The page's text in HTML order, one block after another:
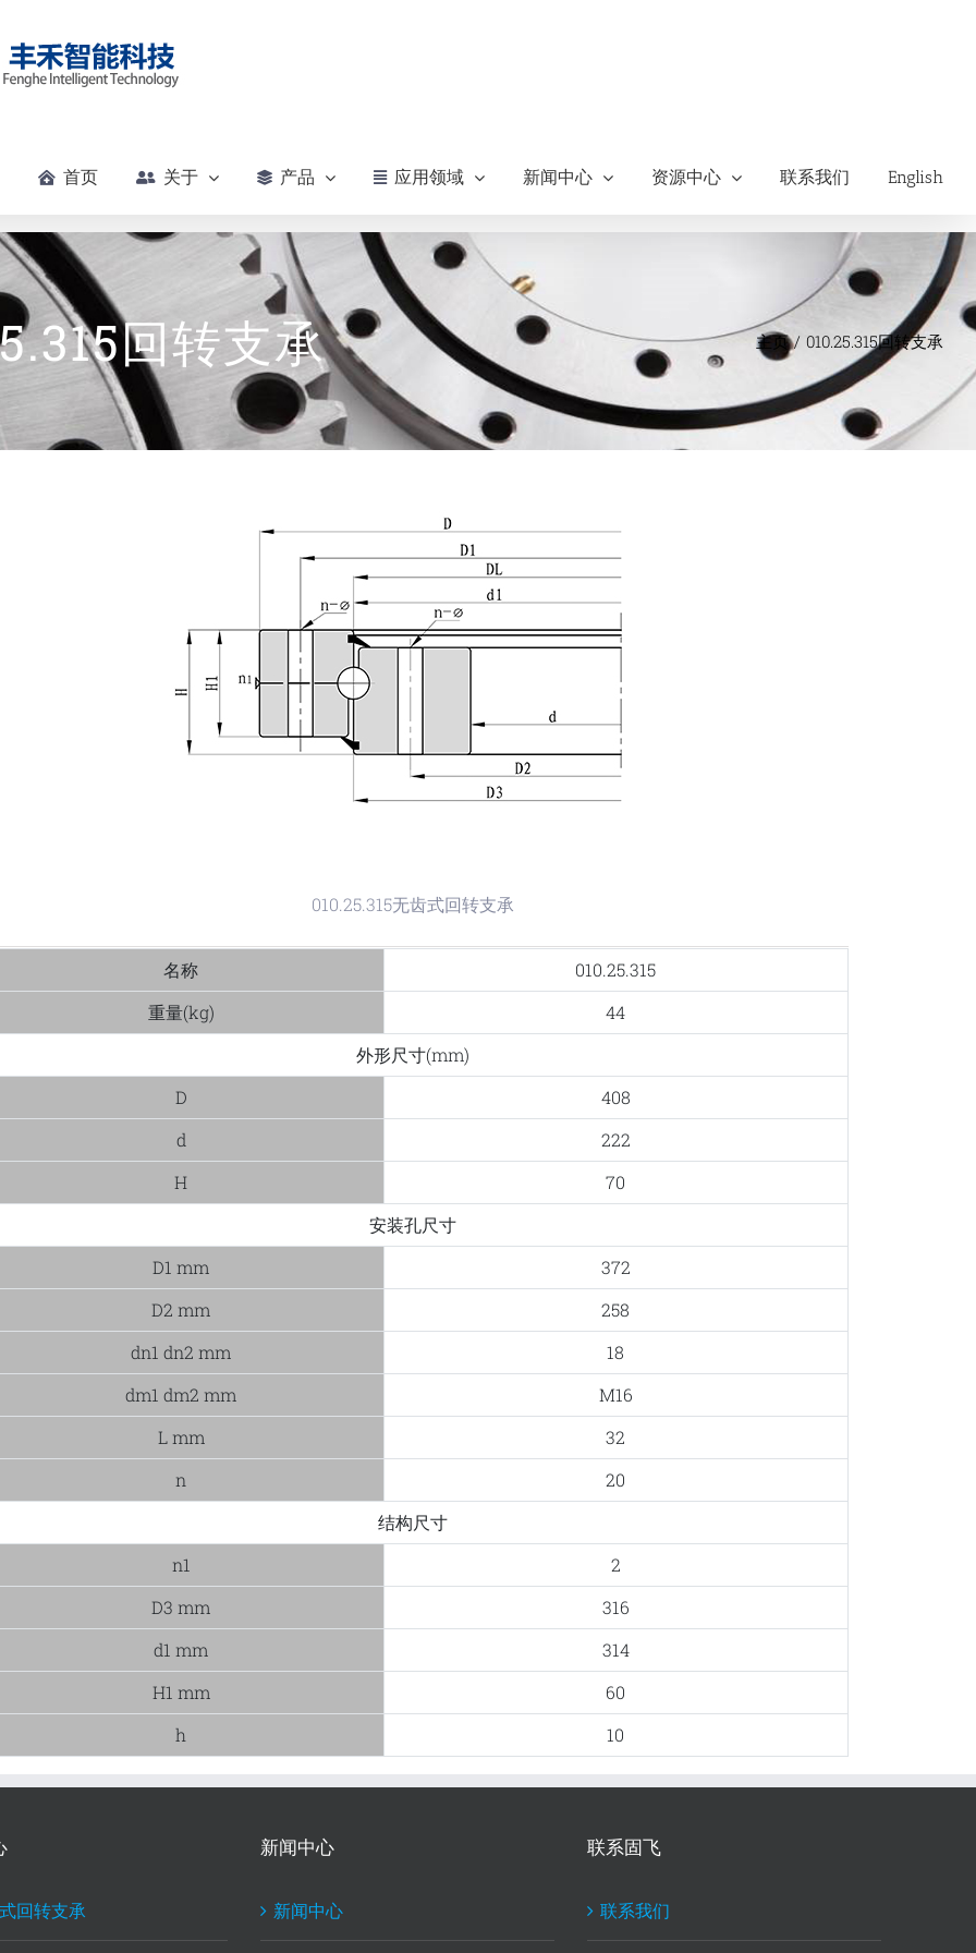
首页 关于 产品 应用领域 新闻中心 资源中心 联系我们 English
回转支承 主页 010.25.315回转支承
010.25.315无齿式回转支承
名称
010.25.315
重量(kg)
44
外形尺寸(mm)
D
408
d
222
H
70
安装孔尺寸
D1 mm
372
D2 mm
258
dn1 dn2 mm
18
dm1 dm2 mm
M16
L mm
32
n
20
结构尺寸
n1
2
D3 mm
316
d1 mm
314
H1 mm
60
h
10
回转支承
新闻中心
新闻中心
联系固飞
联系我们